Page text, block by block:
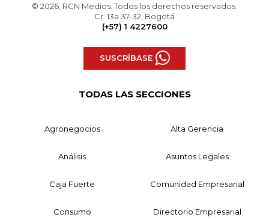
© 2026, RCN Medios. Todos los derechos reservados.
Cr. 13a 37-32, Bogotá
(+57) 1 4227600
SUSCRÍBASE
TODAS LAS SECCIONES
Agronegocios Alta Gerencia
Análisis Asuntos Legales
Caja Fuerte Comunidad Empresarial
Consumo Directorio Empresarial